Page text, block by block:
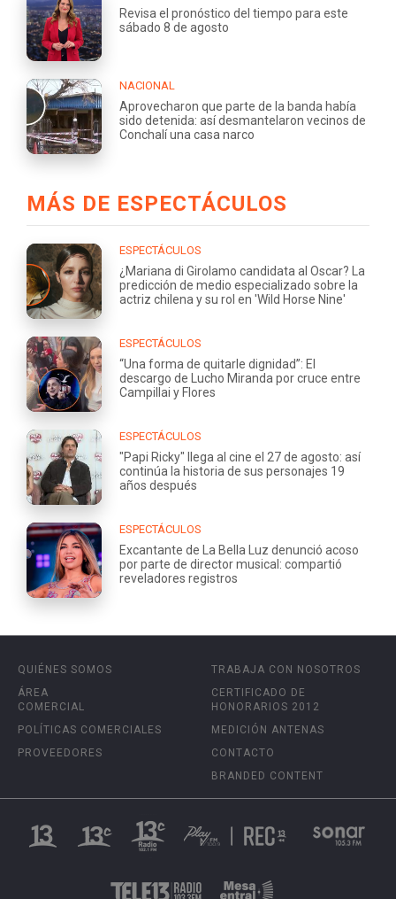
Revisa el pronóstico del tiempo para este
sábado 8 de agosto
NACIONAL
Aprovecharon que parte de la banda había
sido detenida: así desmantelaron vecinos de
Conchalí una casa narco
MÁS DE ESPECTÁCULOS
ESPECTÁCULOS
¿Mariana di Girolamo candidata al Oscar? La
predicción de medio especializado sobre la
actriz chilena y su rol en 'Wild Horse Nine'
ESPECTÁCULOS
“Una forma de quitarle dignidad”: El
descargo de Lucho Miranda por cruce entre
Campillai y Flores
ESPECTÁCULOS
"Papi Ricky" llega al cine el 27 de agosto: así
continúa la historia de sus personajes 19
años después
ESPECTÁCULOS
Excantante de La Bella Luz denunció acoso
por parte de director musical: compartió
reveladores registros
QUIÉNES SOMOS
ÁREA
COMERCIAL
POLÍTICAS COMERCIALES
PROVEEDORES
TRABAJA CON NOSOTROS
CERTIFICADO DE
HONORARIOS 2012
MEDICIÓN ANTENAS
CONTACTO
BRANDED CONTENT